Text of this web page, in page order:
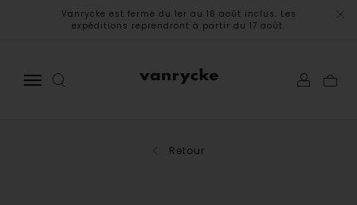
Vanrycke est fermé du 1er au 16 août inclus. Les
expéditions reprendront à partir du 17 août.
Retour